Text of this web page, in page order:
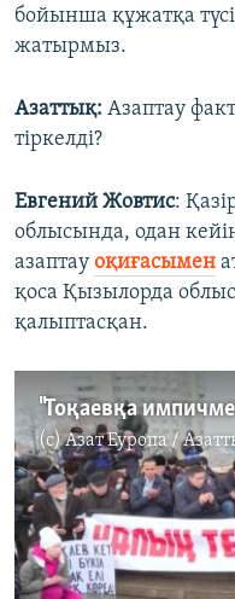
бойынша құжатқа
жатырмыз.
Азаттық: Азаптау
тіркелді?
Евгений Жовтис:
облысында, одан
азаптау оқиғасымен
қоса Қызылорда
қалыптасқан.
(c)Азат Еуропа /
No media